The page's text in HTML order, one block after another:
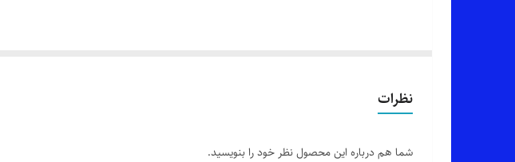
👌 جنسش: تنسل نخی
🎨 رنگ بندیش: مشکی (یه مقدار تفاوت رنگ وجود داره_عکس های بیشتر براتون ارسال میشه)
نظرات
شما هم درباره این محصول نظر خود را بنویسید.